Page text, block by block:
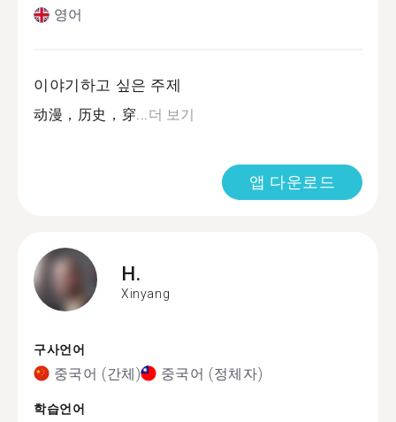
영어
이야기하고 싶은 주제
动漫，历史，穿...더 보기
앱 다운로드
H.
Xinyang
구사언어
중국어 (간체) 중국어 (정체자)
학습언어